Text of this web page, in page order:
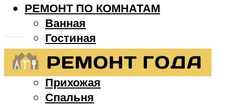
РЕМОНТ ПО КОМНАТАМ
Ванная
Гостиная
Детская
Кухня
Прихожая
Спальня